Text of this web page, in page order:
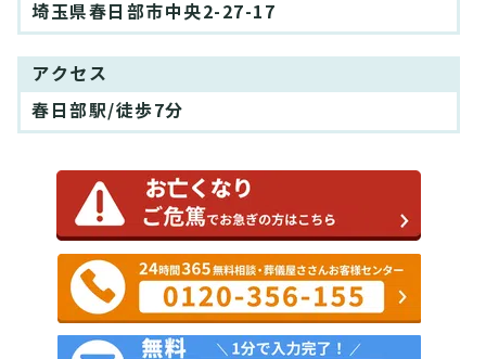
埼玉県春日部市中央2-27-17
アクセス
春日部駅/徒歩7分